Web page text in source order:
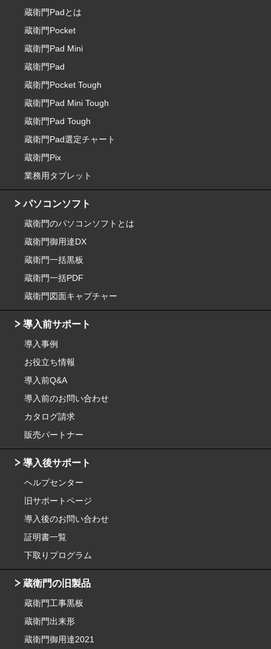
蔵衛門Padとは
蔵衛門Pocket
蔵衛門Pad Mini
蔵衛門Pad
蔵衛門Pocket Tough
蔵衛門Pad Mini Tough
蔵衛門Pad Tough
蔵衛門Pad選定チャート
蔵衛門Pix
業務用タブレット
パソコンソフト
蔵衛門のパソコンソフトとは
蔵衛門御用達DX
蔵衛門一括黒板
蔵衛門一括PDF
蔵衛門図面キャプチャー
導入前サポート
導入事例
お役立ち情報
導入前Q&A
導入前のお問い合わせ
カタログ請求
販売パートナー
導入後サポート
ヘルプセンター
旧サポートページ
導入後のお問い合わせ
証明書一覧
下取りプログラム
蔵衛門の旧製品
蔵衛門工事黒板
蔵衛門出来形
蔵衛門御用達2021